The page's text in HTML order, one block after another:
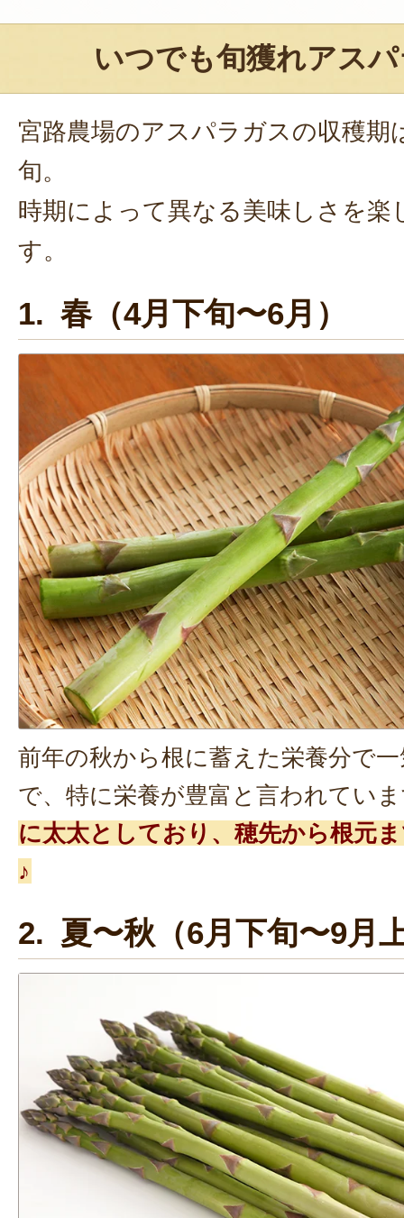
いつでも旬獲れアス
宮路農場のアスパラガスの収穫期
旬。
時期によって異なる美味しさを楽
す。
1. 春（4月下旬〜6月）
前年の秋から根に蓄えた栄養分で
で、特に栄養が豊富と言われてい
に太太としており、穂先から根元
♪
2. 夏〜秋（6月下旬〜9月